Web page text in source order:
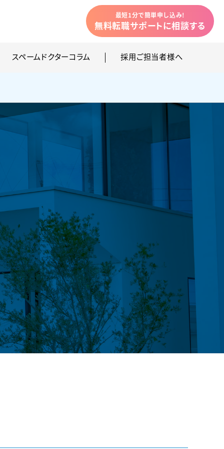
最短1分で簡単申し込み!
無料転職サポートに相談する
スペームドクターコラム 採用ご担当者様へ